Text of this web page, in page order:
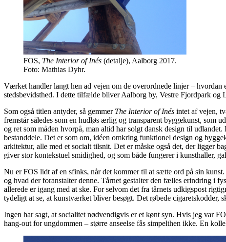
FOS, The Interior of Inés (detalje), Aalborg 2017.
Foto: Mathias Dyhr.
Værket handler langt hen ad vejen om de overordnede linjer –
stedsbevidsthed. I dette tilfælde bliver Aalborg by, Vestre Fjordpark
Som også titlen antyder, så gemmer The Interior of Inés intet af vejen,
fremstår således som en hudløs ærlig og transparent byggekunst, som
og ret som måden hvorpå, man altid har solgt dansk design til
bestanddele. Det er som om, idéen omkring funktionel design og
arkitektur, alle med et socialt tilsnit. Det er måske også det, der ligger
giver stor kontekstuel smidighed, og som både fungerer i kunsthaller,
Nu er FOS lidt af en sfinks, når det kommer til at sætte ord på sin
og hvad der foranstalter denne. Tårnet gestalter den fælles erindring i
allerede er igang med at ske. For selvom det fra tårnets udkigspost
tydeligt at se, at kunstværket bliver besøgt. Det røbede cigaretskodder,
Ingen har sagt, at socialitet nødvendigvis er et kønt syn. Hvis jeg var
hang-out for ungdommen – større anseelse fås simpelthen ikke. En